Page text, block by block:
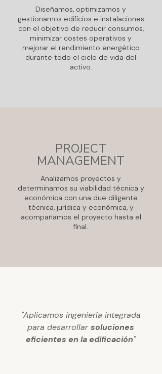
Diseñamos, optimizamos y
gestionamos edificios e instalaciones
con el objetivo de reducir consumos,
minimizar costes operativos y
mejorar el rendimiento energético
durante todo el ciclo de vida del
activo.
PROJECT
MANAGEMENT
Analizamos proyectos y
determinamos su viabilidad técnica y
económica con una due diligente
técnica, jurídica y económica, y
acompañamos el proyecto hasta el
final.
"Aplicamos ingeniería integrada
para desarrollar soluciones
eficientes en la edificación"